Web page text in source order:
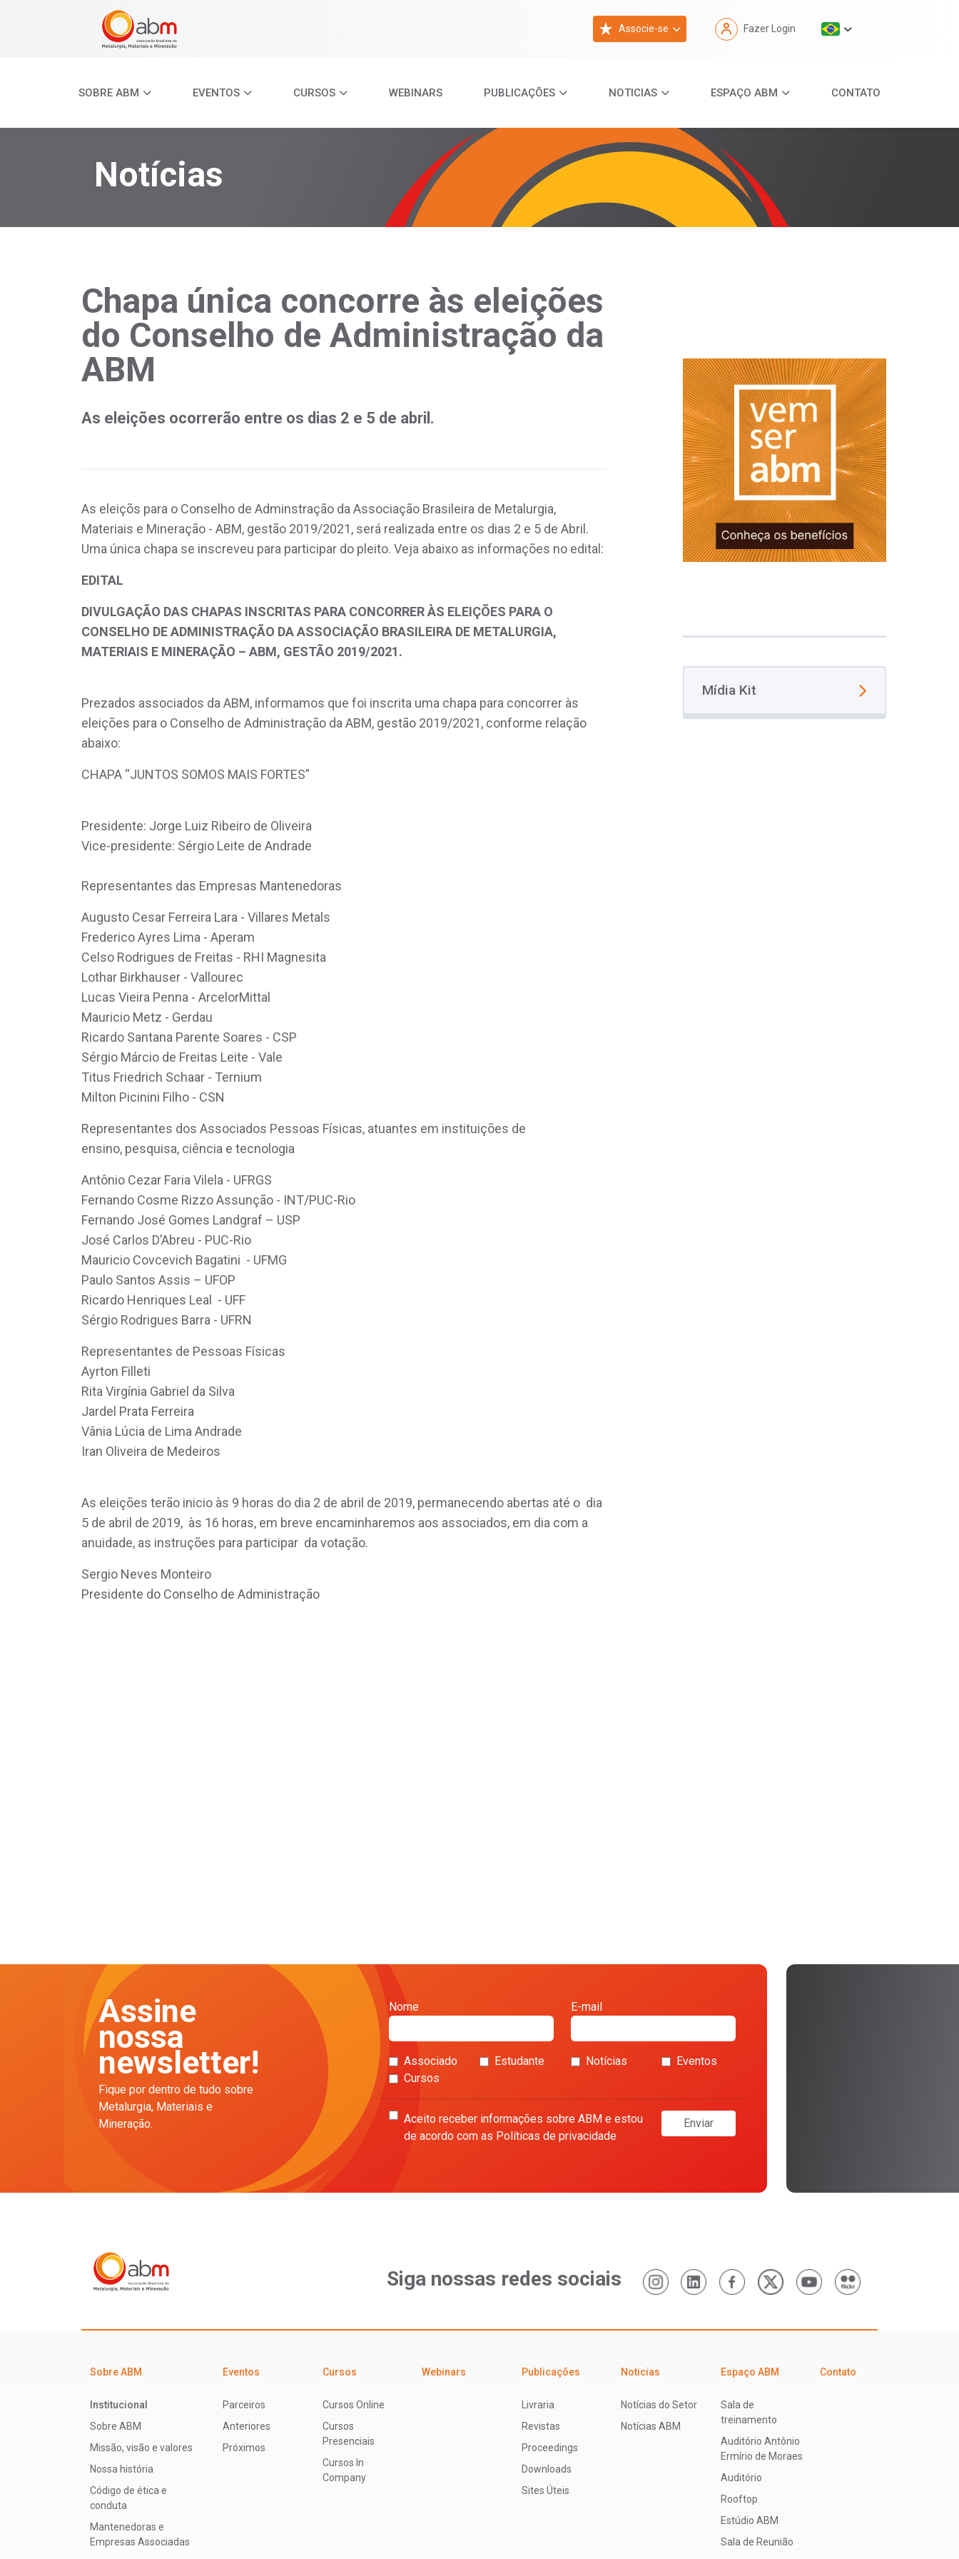
Associe-se Fazer Login
SOBRE ABM EVENTOS CURSOS WEBINARS PUBLICAÇÕES NOTICIAS ESPAÇO ABM CONTATO
Notícias
Chapa única concorre às eleições
do Conselho de Administração da
ABM
As eleições ocorrerão entre os dias 2 e 5 de abril.
As eleiçõs para o Conselho de Adminstração da Associação Brasileira de Metalurgia,
Materiais e Mineração - ABM, gestão 2019/2021, será realizada entre os dias 2 e 5 de Abril.
Uma única chapa se inscreveu para participar do pleito. Veja abaixo as informações no edital:
EDITAL
DIVULGAÇÃO DAS CHAPAS INSCRITAS PARA CONCORRER ÀS ELEIÇÕES PARA O
CONSELHO DE ADMINISTRAÇÃO DA ASSOCIAÇÃO BRASILEIRA DE METALURGIA,
MATERIAIS E MINERAÇÃO – ABM, GESTÃO 2019/2021.
Prezados associados da ABM, informamos que foi inscrita uma chapa para concorrer às
eleições para o Conselho de Administração da ABM, gestão 2019/2021, conforme relação
abaixo:
CHAPA “JUNTOS SOMOS MAIS FORTES”
Presidente: Jorge Luiz Ribeiro de Oliveira
Vice-presidente: Sérgio Leite de Andrade
Representantes das Empresas Mantenedoras
Augusto Cesar Ferreira Lara - Villares Metals
Frederico Ayres Lima - Aperam
Celso Rodrigues de Freitas - RHI Magnesita
Lothar Birkhauser - Vallourec
Lucas Vieira Penna - ArcelorMittal
Mauricio Metz - Gerdau
Ricardo Santana Parente Soares - CSP
Sérgio Márcio de Freitas Leite - Vale
Titus Friedrich Schaar - Ternium
Milton Picinini Filho - CSN
Representantes dos Associados Pessoas Físicas, atuantes em instituições de
ensino, pesquisa, ciência e tecnologia
Antônio Cezar Faria Vilela - UFRGS
Fernando Cosme Rizzo Assunção - INT/PUC-Rio
Fernando José Gomes Landgraf – USP
José Carlos D’Abreu - PUC-Rio
Mauricio Covcevich Bagatini - UFMG
Paulo Santos Assis – UFOP
Ricardo Henriques Leal - UFF
Sérgio Rodrigues Barra - UFRN
Representantes de Pessoas Físicas
Ayrton Filleti
Rita Virgínia Gabriel da Silva
Jardel Prata Ferreira
Vânia Lúcia de Lima Andrade
Iran Oliveira de Medeiros
As eleições terão inicio às 9 horas do dia 2 de abril de 2019, permanecendo abertas até o dia
5 de abril de 2019, às 16 horas, em breve encaminharemos aos associados, em dia com a
anuidade, as instruções para participar da votação.
Sergio Neves Monteiro
Presidente do Conselho de Administração
Mídia Kit
Assine
nossa
newsletter!
Fique por dentro de tudo sobre
Metalurgia, Materiais e
Mineração.
Nome E-mail
Associado Estudante Notícias
Eventos
Cursos
Aceito receber informações sobre ABM e estou
de acordo com as Políticas de privacidade
Enviar
Siga nossas redes sociais
Sobre ABM
Institucional
Sobre ABM
Missão, visão e valores
Nossa história
Código de ética e
conduta
Mantenedoras e
Empresas Associadas
Eventos
Parceiros
Anteriores
Próximos
Cursos
Cursos Online
Cursos
Presenciais
Cursos In
Company
Webinars Publicações
Livraria
Revistas
Proceedings
Downloads
Sites Úteis
Noticias
Notícias do Setor
Notícias ABM
Espaço ABM
Sala de
treinamento
Auditório Antônio
Ermírio de Moraes
Auditório
Rooftop
Estúdio ABM
Sala de Reunião
Contato